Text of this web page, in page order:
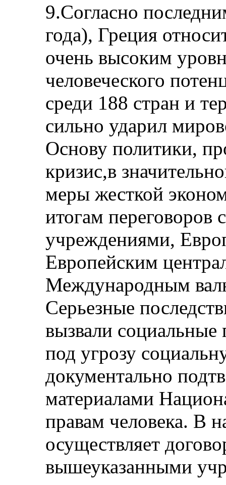
9.Согласно
года), Греция
очень высоким
человеческого
среди 188 стран и
сильно ударил
Основу политики,
кризис,в
меры жесткой
итогам переговоров
учреждениями,
Европейским
Международным
Серьезные
вызвали социальные
под угрозу
документально
материалами
правам человека. В
осуществляет
вышеуказанными